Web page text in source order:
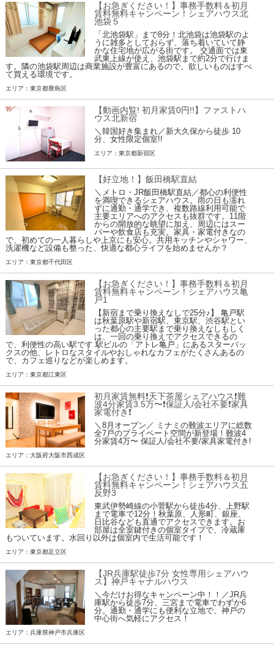
【お急ぎください！】事務手数料＆初月
賃料無料キャンペーン！シェアハウス北
池袋５
「北池袋駅」まで8分！北池袋は池袋駅のよ
うに雑多としておらず、落ち着いていて静
かな住宅地が広がる街です。 交通面では東
武東上線が使え、池袋駅まで約2分で行けま
す。隣の池袋駅周辺は商業施設が豊富にあるので、欲しいものはすべ
て買える環境です。
エリア：東京都豊島区
【動画内覧! 初月家賃0円!!】ファストハ
ウス北新宿
＼韓国好き集まれ／新大久保から徒歩 10
分、女性限定個室!!
エリア：東京都新宿区
【好立地！】飯田橋駅直結
＼メトロ・JR飯田橋駅直結／都心の利便性
を満喫できるシェアハウス。雨の日も濡れ
ずに通勤・通学でき、複数路線利用可能で
主要エリアへのアクセスも抜群です。11階
からの開放的な眺望に加え、周辺にはスー
パーや飲食店も充実。家具・家電付きなの
で、初めての一人暮らしや上京にも安心。共用キッチンやシャワー、
洗濯機など設備も整った、快適な都心ライフを始めませんか？
エリア：東京都千代田区
【お急ぎください！】事務手数料＆初月
賃料無料キャンペーン！シェアハウス亀
戸1
【新宿まで乗り換えなしで25分♪】 亀戸駅
は秋葉原駅や新宿駅、東京駅、渋谷駅とい
った都心の主要駅まで乗り換えなしもしく
は、一回の乗り換えでアクセスできるの
で、利便性の高い駅です 駅ビルの「アトレ亀戸」にあるスターバッ
クスの他、レトロなスタイルやおしゃれなカフェがたくさんあるの
で、カフェ巡りなどが楽しめます。
エリア：東京都江東区
初月家賃無料❗️天下茶屋シェアハウス❗️難
波4分家賃3.5万〜❗️保証人/会社不要❗️家具
家電付き❗
＼8月オープン／ ミナミの難波エリアに総数
全7戸のプライベート空間が新登場！難波4
分家賃4万〜 保証人/会社不要/家具家電付き!
エリア：大阪府大阪市西成区
【お急ぎください！】事務手数料＆初月
賃料無料キャンペーン！シェアハウス五
反野3
東武伊勢崎線の小菅駅から徒歩4分、上野駅
まで電車で12分！秋葉原、人形町、銀座、
日比谷なども直通でアクセスできます。お
部屋は全室鍵付きの個室タイプで、冷蔵庫
もついています。水回り以外は個室内で生活可能です！
エリア：東京都足立区
【JR兵庫駅徒歩7分 女性専用シェアハウ
ス】神戸キャナルハウス
＼今だけお得なキャンペーン中！！／JR兵
庫駅から徒歩7分、三宮まで電車でわずか6
分。通勤・通学にも便利な立地で、神戸の
中心街へ気軽にアクセス！
エリア：兵庫県神戸市兵庫区